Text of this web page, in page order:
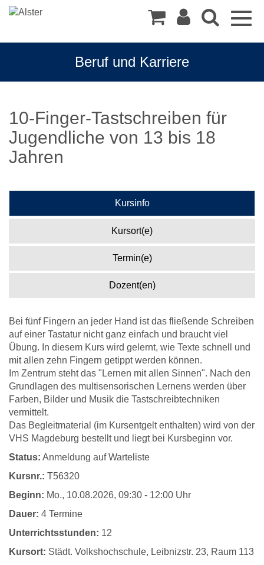
Beruf und Karriere
10-Finger-Tastschreiben für
Jugendliche von 13 bis 18
Jahren
Kursinfo
Kursort(e)
Termin(e)
Dozent(en)
Bei fünf Fingern an jeder Hand ist das fließende Schreiben
auf einer Tastatur nicht ganz einfach und braucht viel
Übung. In diesem Kurs wird gelernt, wie Texte schnell und
mit allen zehn Fingern getippt werden können.
Im Zentrum steht das "Lernen mit allen Sinnen". Nach den
Grundlagen des multisensorischen Lernens werden über
Farben, Bilder und Musik die Tastschreibtechniken
vermittelt.
Das Begleitmaterial (im Kursentgelt enthalten) wird von der
VHS Magdeburg bestellt und liegt bei Kursbeginn vor.
Status: Anmeldung auf Warteliste
Kursnr.: T56320
Beginn: Mo., 10.08.2026, 09:30 - 12:00 Uhr
Dauer: 4 Termine
Unterrichtsstunden: 12
Kursort: Städt. Volkshochschule, Leibnizstr. 23, Raum 113